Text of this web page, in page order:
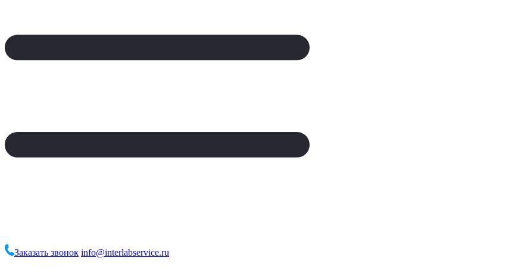
Заказать звонок info@interlabservice.ru